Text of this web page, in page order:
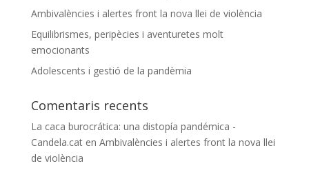
Ambivalències i alertes front la nova llei de violència
Equilibrismes, peripècies i aventuretes molt
emocionants
Adolescents i gestió de la pandèmia
Comentaris recents
La caca burocrática: una distopía pandémica -
Candela.caten Ambivalències i alertes front la nova llei
de violència